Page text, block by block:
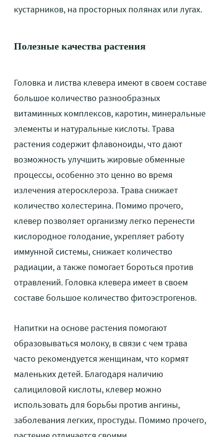
кустарников, на просторных полянах или лугах.
Полезные качества растения
Головка и листва клевера имеют в своем составе
большое количество разнообразных
витаминных комплексов, каротин, минеральные
элементы и натуральные кислоты. Трава
растения содержит флавоноиды, что дают
возможность улучшить жировые обменные
процессы, особенно это ценно во время
излечения атеросклероза. Трава снижает
количество холестерина. Помимо прочего,
клевер позволяет организму легко перенести
кислородное голодание, укрепляет работу
иммунной системы, снижает количество
радиации, а также помогает бороться против
отравлений. Головка клевера имеет в своем
составе большое количество фитоэстрогенов.
Напитки на основе растения помогают
образовываться молоку, в связи с чем трава
часто рекомендуется женщинам, что кормят
маленьких детей. Благодаря наличию
салициловой кислоты, клевер можно
использовать для борьбы против ангины,
заболевания легких, простуды. Помимо прочего,